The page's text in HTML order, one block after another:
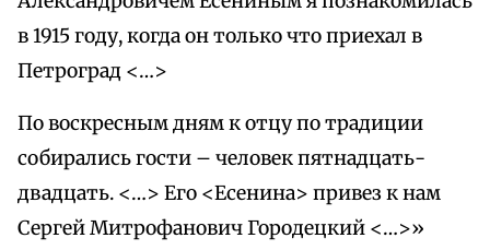
в 1915 году, когда он только что приехал в
Петроград <…>
По воскресным дням к отцу по традиции
собирались гости – человек пятнадцать-
двадцать. <…> Его <Есенина> привез к нам
Сергей Митрофанович Городецкий <…>»